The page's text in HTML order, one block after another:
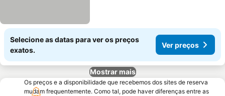
Selecione as datas para ver os preços
exatos.
Ver preços
Mostrar mais
Os preços e a disponibilidade que recebemos dos sites de reserva
mudam frequentemente. Como tal, pode haver diferenças entre as